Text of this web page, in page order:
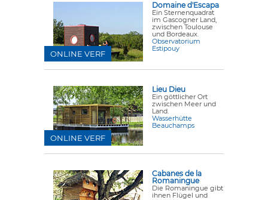
Domaine d'Escapa
Ein Sternenquadrat
im Gascogner Land,
zwischen Toulouse
und Bordeaux.
Observatorium
Estipouy
ONLINE VERF
Lieu Dieu
Ein göttlicher Ort
zwischen Meer und
Land.
Wasserhütte
Beauchamps
ONLINE VERF
Cabanes de la
Romaningue
Die Romaningue gibt
ihnen Flügel und